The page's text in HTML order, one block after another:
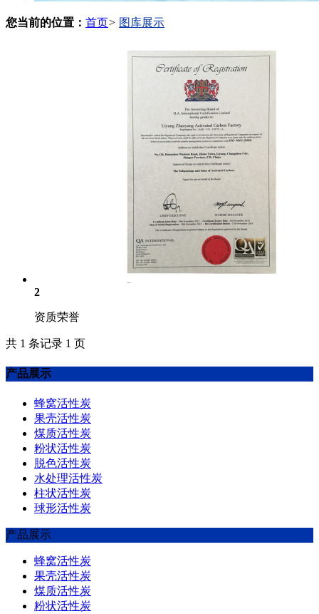
您当前的位置： 首页> 图库展示
2
资质荣誉
共 1 条记录 1 页
产品展示
蜂窝活性炭
果壳活性炭
煤质活性炭
粉状活性炭
脱色活性炭
水处理活性炭
柱状活性炭
球形活性炭
产品展示
蜂窝活性炭
果壳活性炭
煤质活性炭
粉状活性炭